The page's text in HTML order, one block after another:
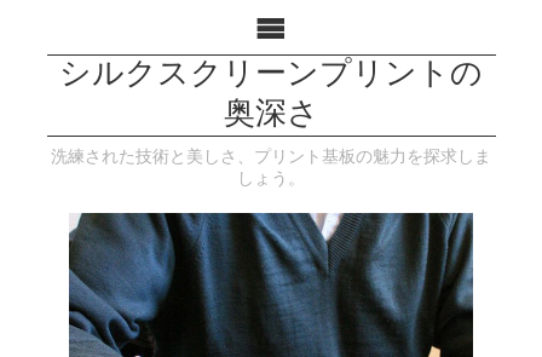
シルクスクリーンプリントの
奥深さ
洗練された技術と美しさ、プリント基板の魅力を探求しま
しょう。